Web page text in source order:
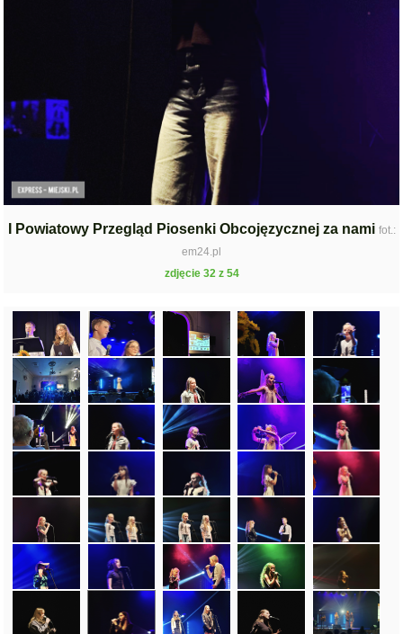
I Powiatowy Przegląd Piosenki Obcojęzycznej za nami fot.:
em24.pl
zdjęcie 32 z 54